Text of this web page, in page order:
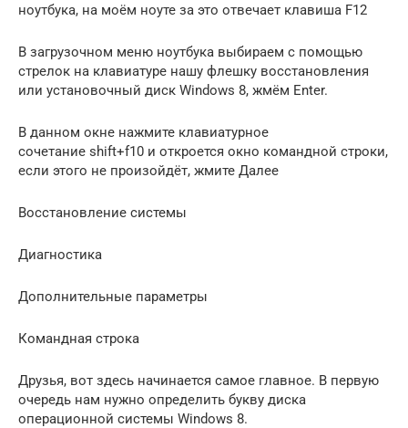
ноутбука, на моём ноуте за это отвечает клавиша F12
В загрузочном меню ноутбука выбираем с помощью
стрелок на клавиатуре нашу флешку восстановления
или установочный диск Windows 8, жмём Enter.
В данном окне нажмите клавиатурное
сочетание shift+f10 и откроется окно командной строки,
если этого не произойдёт, жмите Далее
Восстановление системы
Диагностика
Дополнительные параметры
Командная строка
Друзья, вот здесь начинается самое главное. В первую
очередь нам нужно определить букву диска
операционной системы Windows 8.